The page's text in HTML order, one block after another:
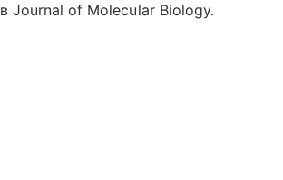
в Journal of Molecular Biology.